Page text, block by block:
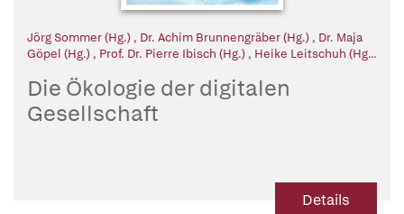
Jörg Sommer (Hg.) , Dr. Achim Brunnengräber (Hg.) , Dr. Maja
Göpel (Hg.) , Prof. Dr. Pierre Ibisch (Hg.) , Heike Leitschuh (Hg.)
Ernst Ulrich von Weizsäcker (Hg.)
Die Ökologie der digitalen
Gesellschaft
Details